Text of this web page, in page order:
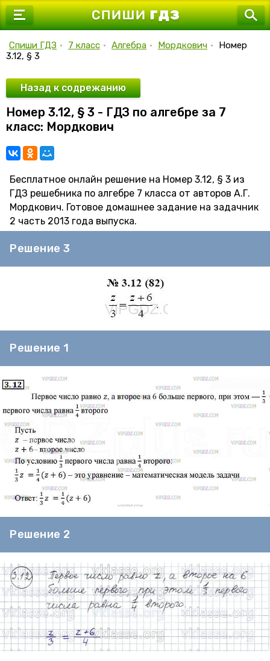
7 класс
9 класс
10 класс
11 класс
Спиши ГДЗ • 7 класс • Алгебра • Мордкович •
Номер
3.12, § 3
Назад к содрежанию
Номер 3.12, § 3 - ГДЗ по алгебре за 7
класс: Мордкович
Бесплатное онлайн решение на Номер 3.12, § 3 из
ГДЗ решебника по алгебре 7 класса от авторов А.Г.
Мордкович. Готовое домашнее задание на задачник
2 часть 2013 года выпуска.
Решение 3
Решение 1
Решение 2